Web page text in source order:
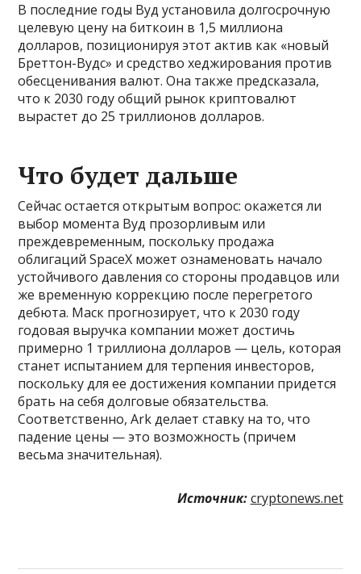
В последние годы Вуд установила долгосрочную
целевую цену на биткоин в 1,5 миллиона
долларов, позиционируя этот актив как «новый
Бреттон-Вудс» и средство хеджирования против
обесценивания валют. Она также предсказала,
что к 2030 году общий рынок криптовалют
вырастет до 25 триллионов долларов.
Что будет дальше
Сейчас остается открытым вопрос: окажется ли
выбор момента Вуд прозорливым или
преждевременным, поскольку продажа
облигаций SpaceX может ознаменовать начало
устойчивого давления со стороны продавцов или
же временную коррекцию после перегретого
дебюта. Маск прогнозирует, что к 2030 году
годовая выручка компании может достичь
примерно 1 триллиона долларов — цель, которая
станет испытанием для терпения инвесторов,
поскольку для ее достижения компании придется
брать на себя долговые обязательства.
Соответственно, Ark делает ставку на то, что
падение цены — это возможность (причем
весьма значительная).
Источник: cryptonews.net